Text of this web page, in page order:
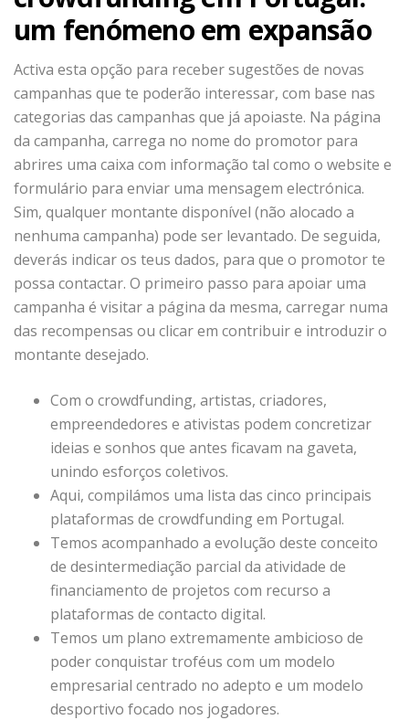
um fenómeno em expansão
Activa esta opção para receber sugestões de novas
campanhas que te poderão interessar, com base nas
categorias das campanhas que já apoiaste. Na página
da campanha, carrega no nome do promotor para
abrires uma caixa com informação tal como o website e
formulário para enviar uma mensagem electrónica.
Sim, qualquer montante disponível (não alocado a
nenhuma campanha) pode ser levantado. De seguida,
deverás indicar os teus dados, para que o promotor te
possa contactar. O primeiro passo para apoiar uma
campanha é visitar a página da mesma, carregar numa
das recompensas ou clicar em contribuir e introduzir o
montante desejado.
Com o crowdfunding, artistas, criadores,
empreendedores e ativistas podem concretizar
ideias e sonhos que antes ficavam na gaveta,
unindo esforços coletivos.
Aqui, compilámos uma lista das cinco principais
plataformas de crowdfunding em Portugal.
Temos acompanhado a evolução deste conceito
de desintermediação parcial da atividade de
financiamento de projetos com recurso a
plataformas de contacto digital.
Temos um plano extremamente ambicioso de
poder conquistar troféus com um modelo
empresarial centrado no adepto e um modelo
desportivo focado nos jogadores.